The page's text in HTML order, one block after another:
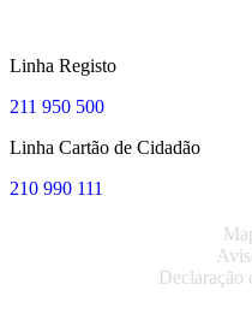
Linha Registo
211 950 500
Linha Cartão de Cidadão
210 990 111
Declaração